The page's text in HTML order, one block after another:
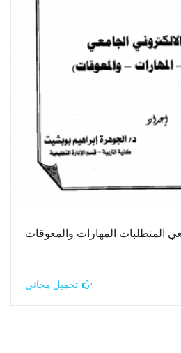
المتطلبات المهارات والمعوقات
تحميل مجاني